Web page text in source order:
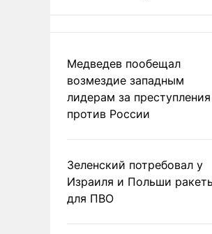
Медведев пообещал
возмездие западным
лидерам за преступления
против России
Зеленский потребовал у
Израиля и Польши
для ПВО